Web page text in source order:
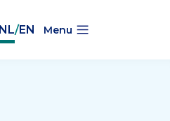
NL/EN Menu